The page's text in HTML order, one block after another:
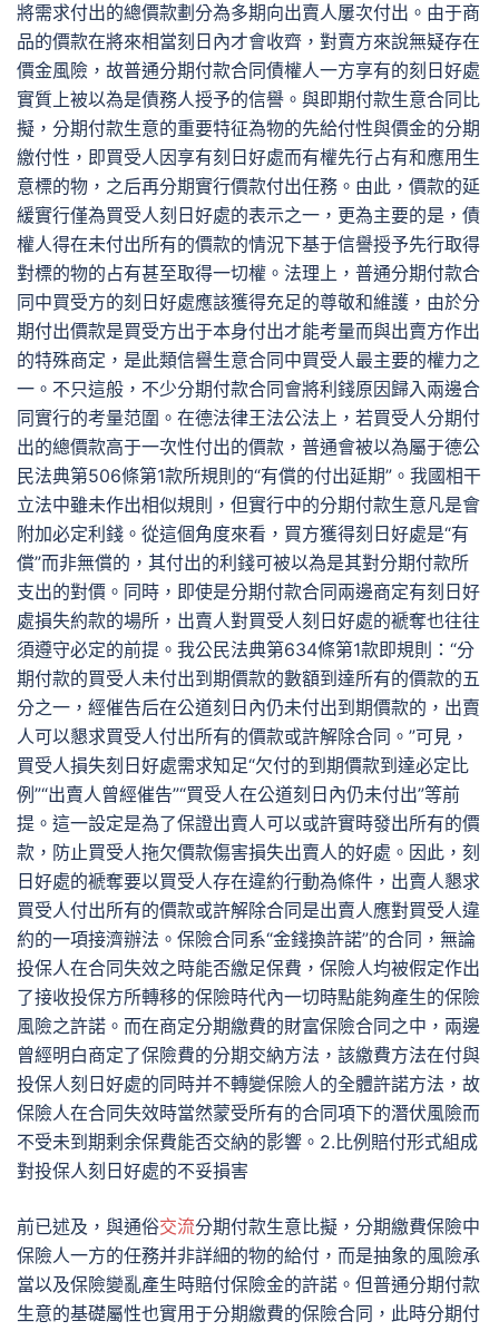
將需求付出的總價款劃分為多期向出賣人屢次付出。由于商
品的價款在將來相當刻日內才會收齊，對賣方來說無疑存在
價金風險，故普通分期付款合同債權人一方享有的刻日好處
實質上被以為是債務人授予的信譽。與即期付款生意合同比
擬，分期付款生意的重要特征為物的先給付性與價金的分期
繳付性，即買受人因享有刻日好處而有權先行占有和應用生
意標的物，之后再分期實行價款付出任務。由此，價款的延
緩實行僅為買受人刻日好處的表示之一，更為主要的是，債
權人得在未付出所有的價款的情況下基于信譽授予先行取得
對標的物的占有甚至取得一切權。法理上，普通分期付款合
同中買受方的刻日好處應該獲得充足的尊敬和維護，由於分
期付出價款是買受方出于本身付出才能考量而與出賣方作出
的特殊商定，是此類信譽生意合同中買受人最主要的權力之
一。不只這般，不少分期付款合同會將利錢原因歸入兩邊合
同實行的考量范圍。在德法律王法公法上，若買受人分期付
出的總價款高于一次性付出的價款，普通會被以為屬于德公
民法典第506條第1款所規則的“有償的付出延期”。我國相干
立法中雖未作出相似規則，但實行中的分期付款生意凡是會
附加必定利錢。從這個角度來看，買方獲得刻日好處是“有
償”而非無償的，其付出的利錢可被以為是其對分期付款所
支出的對價。同時，即使是分期付款合同兩邊商定有刻日好
處損失約款的場所，出賣人對買受人刻日好處的褫奪也往往
須遵守必定的前提。我公民法典第634條第1款即規則：“分
期付款的買受人未付出到期價款的數額到達所有的價款的五
分之一，經催告后在公道刻日內仍未付出到期價款的，出賣
人可以懇求買受人付出所有的價款或許解除合同。”可見，
買受人損失刻日好處需求知足“欠付的到期價款到達必定比
例”“出賣人曾經催告”“買受人在公道刻日內仍未付出”等前
提。這一設定是為了保證出賣人可以或許實時發出所有的價
款，防止買受人拖欠價款傷害損失出賣人的好處。因此，刻
日好處的褫奪要以買受人存在違約行動為條件，出賣人懇求
買受人付出所有的價款或許解除合同是出賣人應對買受人違
約的一項接濟辦法。保險合同系“金錢換許諾”的合同，無論
投保人在合同失效之時能否繳足保費，保險人均被假定作出
了接收投保方所轉移的保險時代內一切時點能夠產生的保險
風險之許諾。而在商定分期繳費的財富保險合同之中，兩邊
曾經明白商定了保險費的分期交納方法，該繳費方法在付與
投保人刻日好處的同時并不轉變保險人的全體許諾方法，故
保險人在合同失效時當然蒙受所有的合同項下的潛伏風險而
不受未到期剩余保費能否交納的影響。2.比例賠付形式組成
對投保人刻日好處的不妥損害
前已述及，與通俗交流分期付款生意比擬，分期繳費保險中
保險人一方的任務并非詳細的物的給付，而是抽象的風險承
當以及保險變亂產生時賠付保險金的許諾。但普通分期付款
生意的基礎屬性也實用于分期繳費的保險合同，此時分期付